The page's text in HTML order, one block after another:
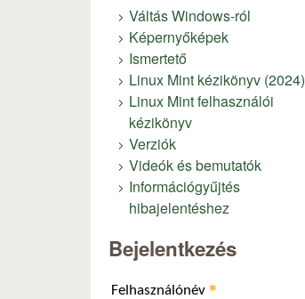
Váltás Windows-ról
Képernyőképek
Ismertető
Linux Mint kézikönyv (2024)
Linux Mint felhasználói
kézikönyv
Verziók
Videók és bemutatók
Információgyűjtés
hibajelentéshez
Bejelentkezés
Felhasználónév *